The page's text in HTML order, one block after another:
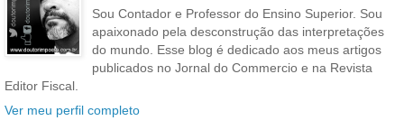
Sou Contador e Professor do Ensino Superior. Sou
apaixonado pela desconstrução das interpretações
do mundo. Esse blog é dedicado aos meus artigos
publicados no Jornal do Commercio e na Revista
Editor Fiscal.
Ver meu perfil completo